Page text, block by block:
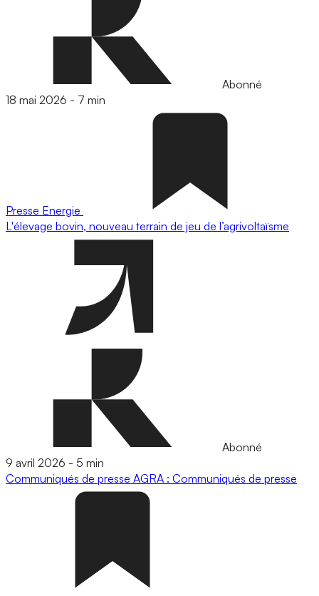
Abonné
18 mai 2026 - 7 min
Presse Energie
L'élevage bovin, nouveau terrain de jeu de l’agrivoltaïsme
Abonné
9 avril 2026 - 5 min
Communiqués de presse AGRA : Communiqués de presse